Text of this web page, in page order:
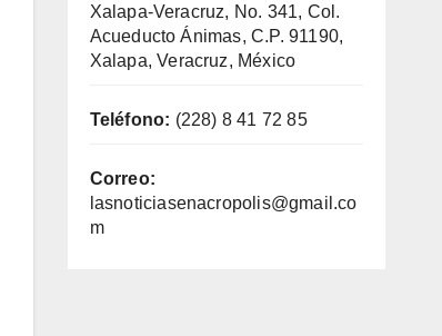
Xalapa-Veracruz, No. 341, Col.
Acueducto Ánimas, C.P. 91190,
Xalapa, Veracruz, México
Teléfono: (228) 8 41 72 85
Correo:
lasnoticiasenacropolis@gmail.co
m